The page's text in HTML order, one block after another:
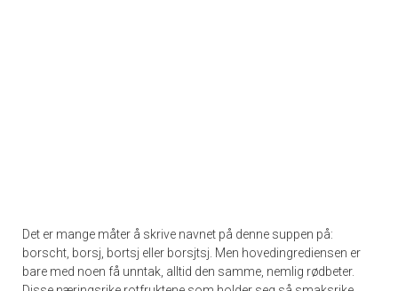
Det er mange måter å skrive navnet på denne suppen på:
borscht, borsj, bortsj eller borsjtsj. Men hovedingrediensen er
bare med noen få unntak, alltid den samme, nemlig rødbeter.